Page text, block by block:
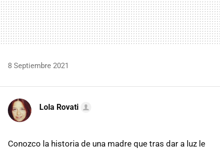
8 Septiembre 2021
Lola Rovati
Conozco la historia de una madre que tras dar a luz le